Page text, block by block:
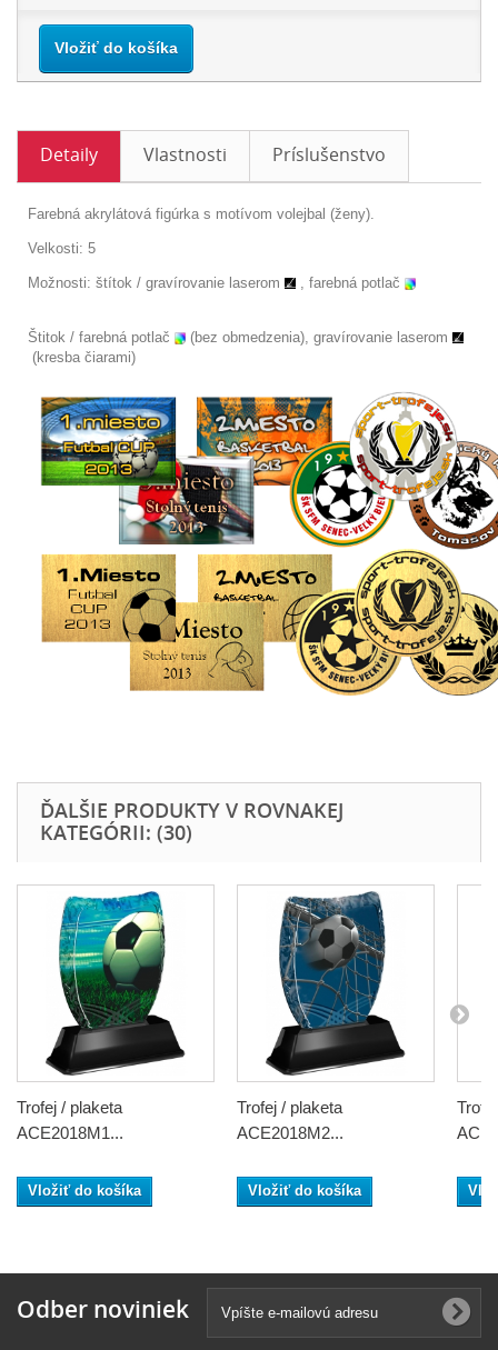
Vložiť do košíka
Detaily Vlastnosti Príslušenstvo
Farebná akrylátová figúrka s motívom volejbal (ženy).
Velkosti: 5
Možnosti: štítok / gravírovanie laserom , farebná potlač
Štitok / farebná potlač
(bez obmedzenia), gravírovanie laserom
(kresba čiarami)
ĎALŠIE PRODUKTY V ROVNAKEJ
KATEGÓRII: (30)
Trofej / plaketa
ACE2018M1...
Vložiť do košíka
Trofej / plaketa
ACE2018M2...
Vložiť do košíka
Odber noviniek